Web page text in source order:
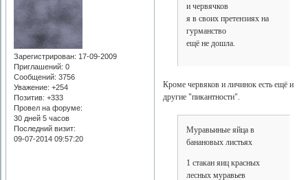
Зарегистрирован: 17-09-2009
Приглашений: 0
Сообщений: 3756
Уважение: +254
Позитив: +333
Провел на форуме:
30 дней 5 часов
Последний визит:
09-07-2014 09:57:20
и червячков
я в своих претензиях на
гурманство
ещё не дошла.
Кроме червяков и личинок есть ещё и
другие "пикантности".
Муравьиные яйца в
банановых листьях
1 стакан яиц красных
лесных муравьев